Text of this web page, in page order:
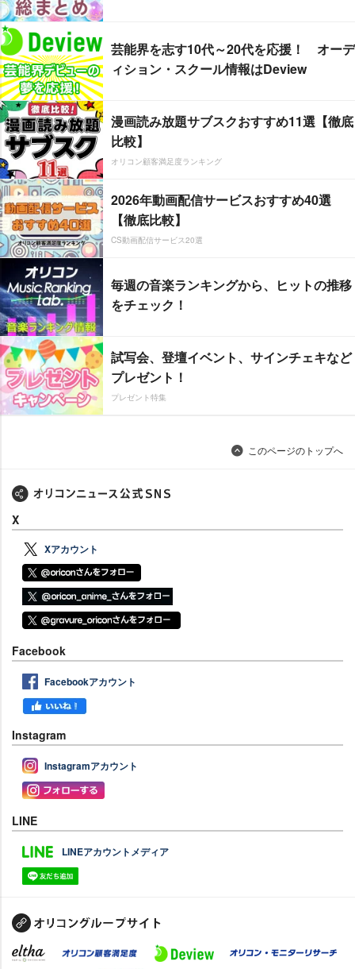
芸能界を志す10代～20代を応援！ オーデ
ィション・スクール情報はDeview
漫画読み放題サブスクおすすめ11選【徹底
比較】
オリコン顧客満足度ランキング
2026年動画配信サービスおすすめ40選
【徹底比較】
CS動画配信サービス20選
毎週の音楽ランキングから、ヒットの推移
をチェック！
試写会、登壇イベント、サインチェキなど
プレゼント！
プレゼント特集
このページのトップへ
X
Xアカウント
Facebook
Facebookアカウント
Instagram
Instagramアカウント
LINE
LINEアカウントメディア